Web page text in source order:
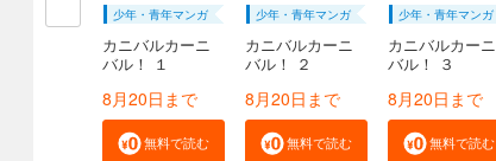
少年・青年マンガ
カニバルカーニ
バル！ １
8月20日まで
無料で読む
少年・青年マンガ
カニバルカーニ
バル！ ２
8月20日まで
無料で読む
少年・青年マンガ
カニバルカーニ
バル！ ３
8月20日まで
無料で読む